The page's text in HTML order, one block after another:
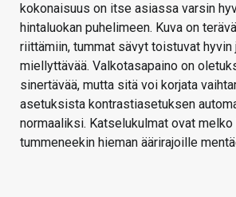
kokonaisuus on itse asiassa varsin
hintaluokan puhelimeen. Kuva on
riittämiin, tummat sävyt toistuvat hyvin
miellyttävää. Valkotasapaino on
sinertävää, mutta sitä voi korjata
asetuksista kontrastiasetuksen
normaaliksi. Katselukulmat ovat melko
tummeneekin hieman äärirajoille